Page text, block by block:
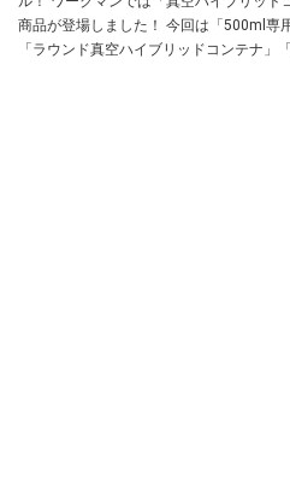
商品が登場しました！ 今回は「500ml専
「ラウンド真空ハイブリッドコンテナ」